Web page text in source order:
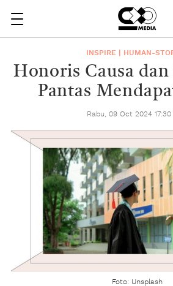
INSPIRE | HUMAN-
Honoris Causa dan
Pantas
Rabu, 09 Oct 2024 17:30
Foto: Unsplash